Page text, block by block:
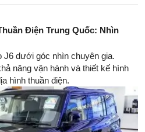
Điện Trung Quốc: Nhìn
dưới góc nhìn chuyên gia.
năng vận hành và thiết kế hình
hình thuần điện.